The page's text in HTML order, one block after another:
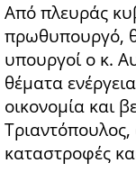
Από πλευράς
πρωθυπουργό,
υπουργοί ο κ.
θέματα
οικονομία και
Τριαντόπουλος,
καταστροφές